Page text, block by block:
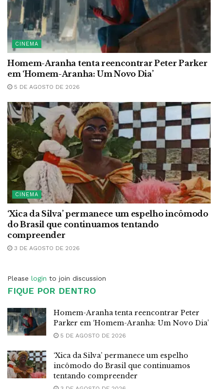
CINEMA
Homem-Aranha tenta reencontrar Peter Parker
em ‘Homem-Aranha: Um Novo Dia’
5 DE AGOSTO DE 2026
CINEMA
‘Xica da Silva’ permanece um espelho incômodo
do Brasil que continuamos tentando
compreender
3 DE AGOSTO DE 2026
Please login to join discussion
FIQUE POR DENTRO
Homem-Aranha tenta reencontrar Peter
Parker em ‘Homem-Aranha: Um Novo Dia’
5 DE AGOSTO DE 2026
‘Xica da Silva’ permanece um espelho
incômodo do Brasil que continuamos
tentando compreender